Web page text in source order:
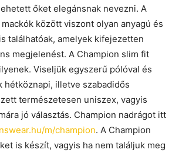
őket elegánsnak nevezni. A
között viszont olyan anyagú és
találhatóak, amelyek kifejezetten
megjelenést. A Champion slim fit
Viseljük egyszerű pólóval és
hétköznapi, illetve szabadidős
természetesen uniszex, vagyis
jó választás. Champion nadrágot itt
m/champion. A Champion
is készít, vagyis ha nem találjuk meg